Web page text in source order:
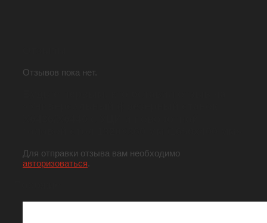
Отзывов пока нет.
Для отправки отзыва вам необходимо
авторизоваться.